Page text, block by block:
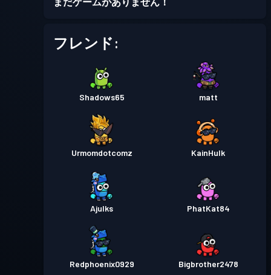
フレンド:
Shadows65 matt
Urmomdotcomz KainHulk
Ajulks PhatKat84
Redphoenix0929 Bigbrother2478